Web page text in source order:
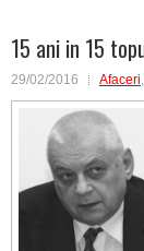
15 ani in 15
29/02/2016 Afaceri,